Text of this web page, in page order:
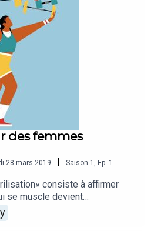
des femmes
28 mars 2019 Saison 1 , Ep. 1
consiste à affirmer
se muscle devient
pourtant, le muscle féminin
parfois même valorisé. Fanny